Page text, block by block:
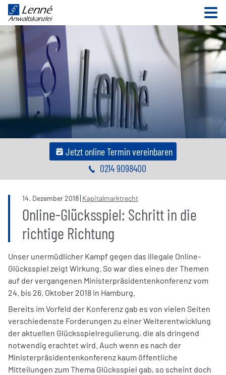
Jetzt online Termin vereinbaren
0214 9098400
14. Dezember2018 Kapitalmarktrecht
Online-Glücksspiel: Schritt in die
richtige Richtung
Unser unermüdlicher Kampf gegen das illegale Online-
Glücksspiel zeigt Wirkung. So war dies eines der Themen
auf der vergangenen Ministerpräsidentenkonferenz vom
24. bis 26. Oktober 2018 in Hamburg.
Bereits im Vorfeld der Konferenz gab es von vielen Seiten
verschiedenste Forderungen zu einer Weiterentwicklung
der aktuellen Glücksspielregulierung, die als dringend
notwendig erachtet wird. Auch wenn es nach der
Ministerpräsidentenkonferenz kaum öffentliche
Mitteilungen zum Thema Glücksspiel gab, so scheint doch